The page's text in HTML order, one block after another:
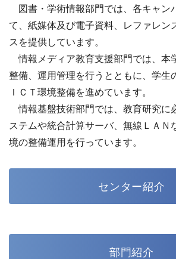
図書・学術情報部門では、各キャン
て、紙媒体及び電子資料、レファレン
スを提供しています。
情報メディア教育支援部門では、本
整備、運用管理を行うとともに、学生
ＩＣＴ環境整備を進めています。
情報基盤技術部門では、教育研究に
ステムや統合計算サーバ、無線ＬＡＮ
境の整備運用を行っています。
センター紹介
部門紹介